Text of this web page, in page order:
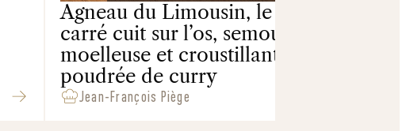
Salé
Agneau du Limousin, le
carré cuit sur l’os, semoule
moelleuse et croustillante,
poudrée de curry
Jean-François Piège